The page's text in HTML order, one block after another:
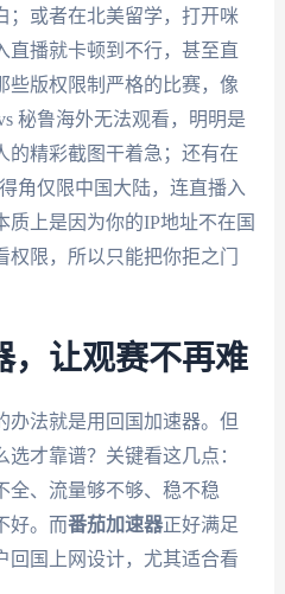
；或者在北美留学，打开咪
直播就卡顿到不行，甚至直
些版权限制严格的比赛，像
秘鲁海外无法观看，明明是
的精彩截图干着急；还有在
角仅限中国大陆，连直播入
质上是因为你的IP地址不在国
限，所以只能把你拒之门
，让观赛不再难
办法就是用回国加速器。但
才靠谱？关键看这几点：
全、流量够不够、稳不稳
好。而番茄加速器正好满足
回国上网设计，尤其适合看